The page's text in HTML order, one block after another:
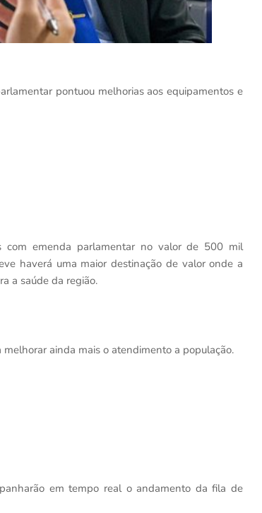
pontuou melhorias aos equipamentos e
com emenda parlamentar no valor de 500 mil
haverá uma maior destinação de valor onde a
a saúde da região.
ainda mais o atendimento a população.
em tempo real o andamento da fila de